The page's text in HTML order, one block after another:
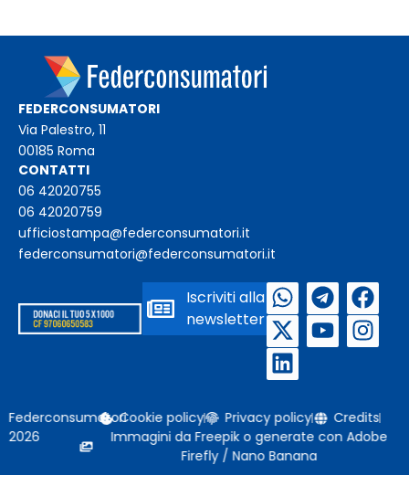
FEDERCONSUMATORI
Via Palestro, 11
00185 Roma
CONTATTI
06 42020755
06 42020759
ufficiostampa@federconsumatori.it
federconsumatori@federconsumatori.it
Iscriviti alla
newsletter
Federconsumatori
2026
Cookie policy Privacy policy
Credits
Immagini da Freepik o generate con Adobe
Firefly / Nano Banana